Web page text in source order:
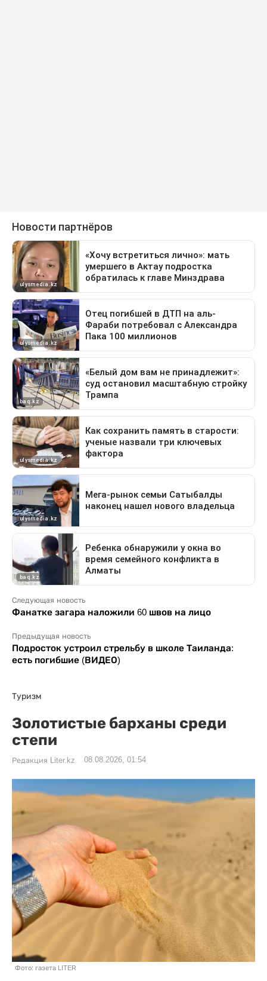
Следующая новость
Фанатке загара наложили 60 швов на лицо
Предыдущая новость
Подросток устроил стрельбу в школе Таиланда:
есть погибшие (ВИДЕО)
Туризм
Золотистые барханы среди
степи
Редакция Liter.kz 08.08.2026, 01:54
Фото: газета LITER